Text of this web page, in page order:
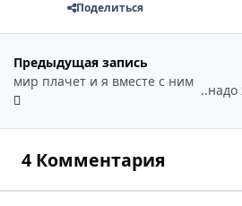
Поделиться
Предыдущая запись
мир плачет и я вместе с ним
4 Комментария